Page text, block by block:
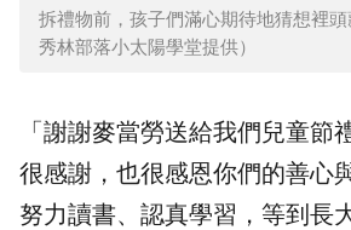
拆禮物前，孩子們滿心期待地猜想裡
秀林部落小太陽學堂提供）
「謝謝麥當勞送給我們兒童節
很感謝，也很感恩你們的善心
努力讀書、認真學習，等到長